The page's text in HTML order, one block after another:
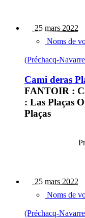
25 mars 2022
Noms de
(Préchacq-
Cami deras
FANTOIR :
: Las Plaças
Plaças
25 mars 2022
Noms de
(Préchacq-